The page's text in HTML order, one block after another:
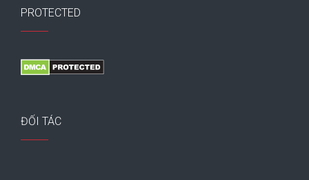
PROTECTED
ĐỐI TÁC